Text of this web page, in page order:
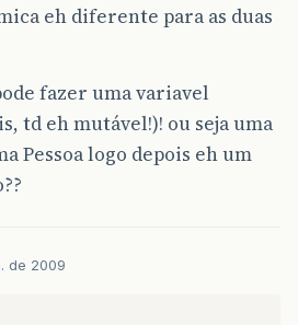
eh diferente para as duas
fazer uma variavel
td eh mutável!)! ou seja uma
Pessoa logo depois eh um
de 2009